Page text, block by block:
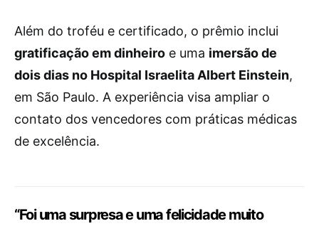
Além do troféu e certificado, o prêmio inclui
gratificação em dinheiro e uma imersão de
dois dias no Hospital Israelita Albert Einstein,
em São Paulo. A experiência visa ampliar o
contato dos vencedores com práticas médicas
de excelência.
“Foi uma surpresa e uma felicidade muito